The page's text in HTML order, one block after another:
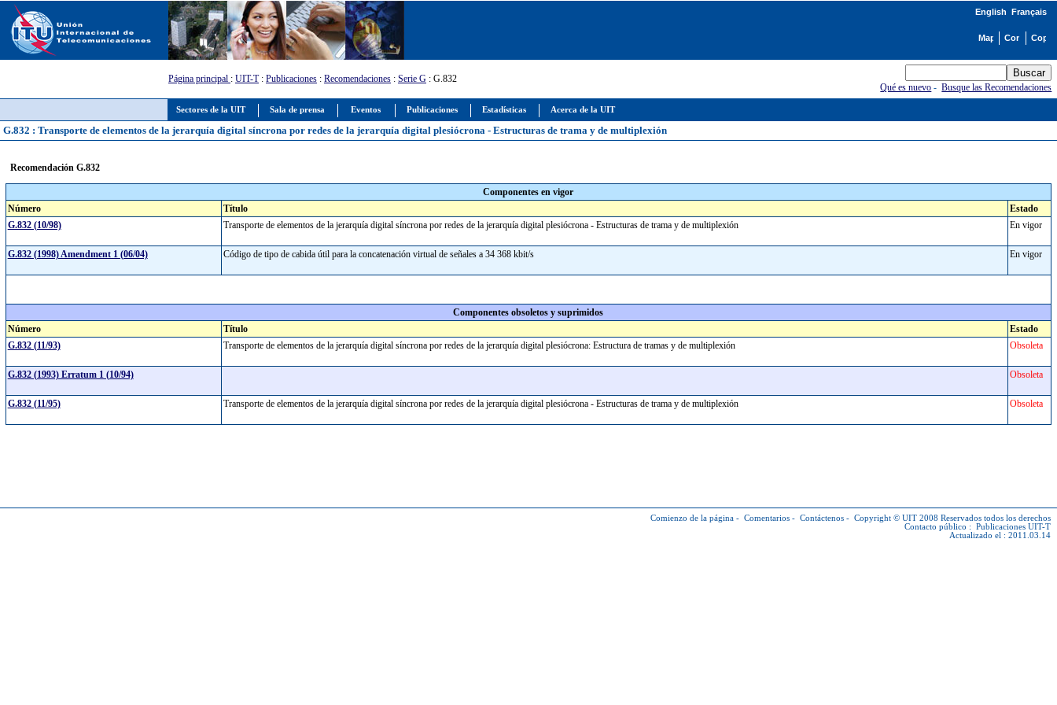
Sectores de la UIT Sala de prensa Eventos Publicaciones Estadísticas Acerca de la UIT
English Français
Página principal : UIT-T: Publicaciones : Recomendaciones : Serie G : G.832
Qué es nuevo -Busque las Recomendaciones
G.832 : Transporte de elementos de la jerarquía digital síncrona por redes de la jerarquía digital plesiócrona - Estructuras de trama y de multiplexión
Recomendación G.832
Componentes en vigor
Número
Título
Estado
G.832 (10/98)
Transporte de elementos de la jerarquía digital síncrona por redes de la jerarquía digital plesiócrona - Estructuras de trama y de multiplexión En vigor
G.832 (1998) Amendment 1 (06/04) Código de tipo de cabida útil para la concatenación virtual de señales a 34 368 kbit/s En vigor
Componentes obsoletos y suprimidos
Número
Título
Estado
G.832 (11/93)
Transporte de elementos de la jerarquía digital síncrona por redes de la jerarquía digital plesiócrona: Estructura de tramas y de multiplexión Obsoleta
G.832 (1993) Erratum 1 (10/94) Obsoleta
G.832 (11/95) Transporte de elementos de la jerarquía digital síncrona por redes de la jerarquía digital plesiócrona - Estructuras de trama y de multiplexión Obsoleta
Comienzo de la página - Comentarios - Contáctenos - Copyright © UIT 2008 Reservados todos los derechos
Contacto público : Publicaciones UIT-T
Actualizado el : 2011.03.14